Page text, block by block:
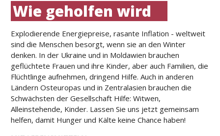
Wie geholfen wird
Explodierende Energiepreise, rasante Inflation - weltweit
sind die Menschen besorgt, wenn sie an den Winter
denken. In der Ukraine und in Moldawien brauchen
geflüchtete Frauen und ihre Kinder, aber auch Familien, die
Flüchtlinge aufnehmen, dringend Hilfe. Auch in anderen
Ländern Osteuropas und in Zentralasien brauchen die
Schwächsten der Gesellschaft Hilfe: Witwen,
Alleinstehende, Kinder. Lassen Sie uns jetzt gemeinsam
helfen, damit Hunger und Kälte keine Chance haben!